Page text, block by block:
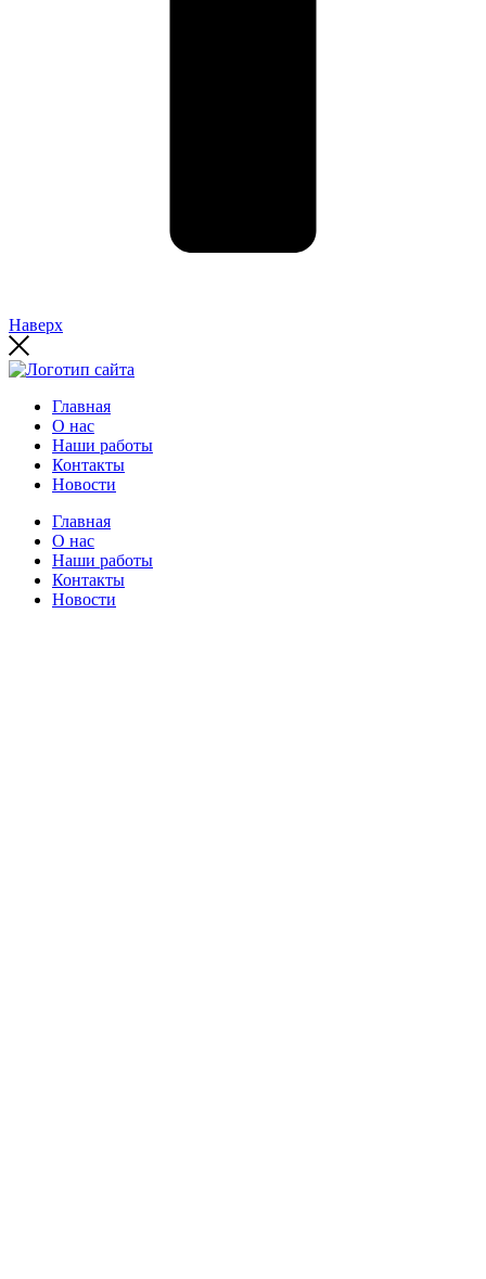
Наверх
Главная
О нас
Наши работы
Контакты
Новости
Главная
О нас
Наши работы
Контакты
Новости